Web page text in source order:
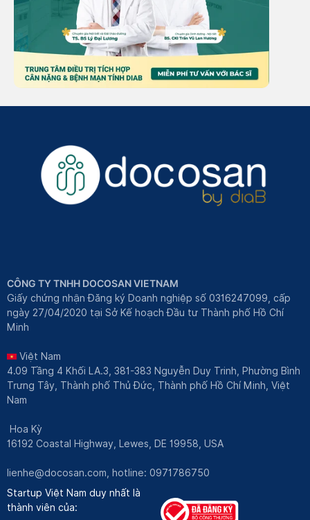
CÔNG TY TNHH DOCOSAN VIETNAM
Giấy chứng nhận Đăng ký Doanh nghiệp số 0316247099, cấp
ngày 27/04/2020 tại Sở Kế hoạch Đầu tư Thành phố Hồ Chí
Minh
Việt Nam
4.09 Tầng 4 Khối LA.3, 381-383 Nguyễn Duy Trinh, Phường Bình
Trưng Tây, Thành phố Thủ Đức, Thành phố Hồ Chí Minh, Việt
Nam
Hoa Kỳ
16192 Coastal Highway, Lewes, DE 19958, USA
lienhe@docosan.com , hotline: 0971786750
Startup Việt Nam duy nhất là
thành viên của: